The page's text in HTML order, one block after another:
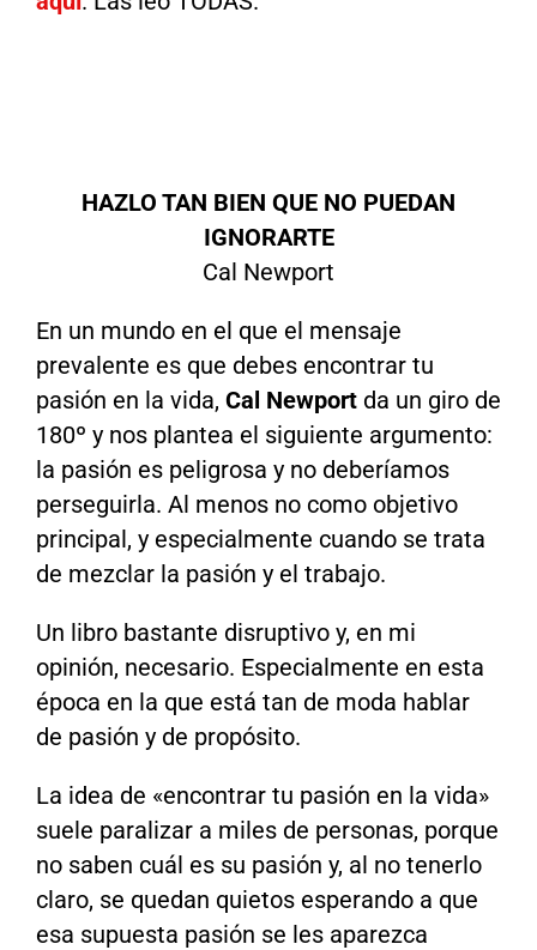
HAZLO TAN BIEN QUE NO PUEDAN
IGNORARTE
Cal Newport
En un mundo en el que el mensaje
prevalente es que debes encontrar tu
pasión en la vida, Cal Newportda un giro de
180º y nos plantea el siguiente argumento:
la pasión es peligrosa y no deberíamos
perseguirla. Al menos no como objetivo
principal, y especialmente cuando se trata
de mezclar la pasión y el trabajo.
Un libro bastante disruptivo y, en mi
opinión, necesario. Especialmente en esta
época en la que está tan de moda hablar
de pasión y de propósito.
La idea de «encontrar tu pasión en la vida»
suele paralizar a miles de personas, porque
no saben cuál es su pasión y, al no tenerlo
claro, se quedan quietos esperando a que
esa supuesta pasión se les aparezca